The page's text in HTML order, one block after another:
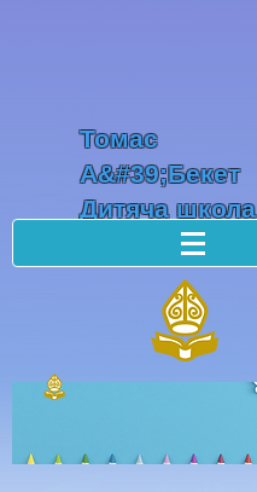
Томас
А&#39;Бекет
Дитяча школа